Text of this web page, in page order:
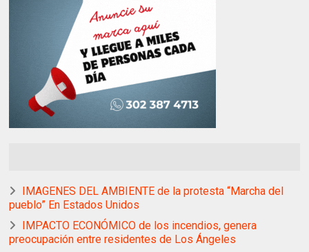
IMAGENES DEL AMBIENTE de la protesta “Marcha del
pueblo” En Estados Unidos
IMPACTO ECONÓMICO de los incendios, genera
preocupación entre residentes de Los Ángeles